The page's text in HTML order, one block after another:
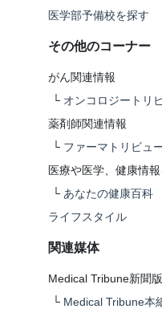
医学部予備校を探す
その他のコーナー
がん関連情報
└ オンコロジートリ
薬剤師関連情報
└ ファーマトリビュ
医療や医学、健康情
└ あなたの健康百科
ライフスタイル
関連媒体
Medical Tribune新聞版
└ Medical Tribune本